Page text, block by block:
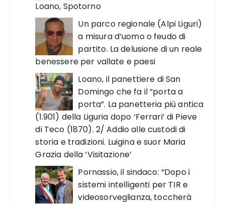
Loano, Spotorno
Un parco regionale (Alpi Liguri)
a misura d’uomo o feudo di
partito. La delusione di un reale
benessere per vallate e paesi
Loano, il panettiere di San
Domingo che fa il “porta a
porta”. La panetteria più antica
(1.901) della Liguria dopo ‘Ferrari’ di Pieve
di Teco (1870). 2/ Addio alle custodi di
storia e tradizioni. Luigina e suor Maria
Grazia della ‘Visitazione’
Pornassio, il sindaco: “Dopo i
sistemi intelligenti per TIR e
videosorveglianza, toccherà